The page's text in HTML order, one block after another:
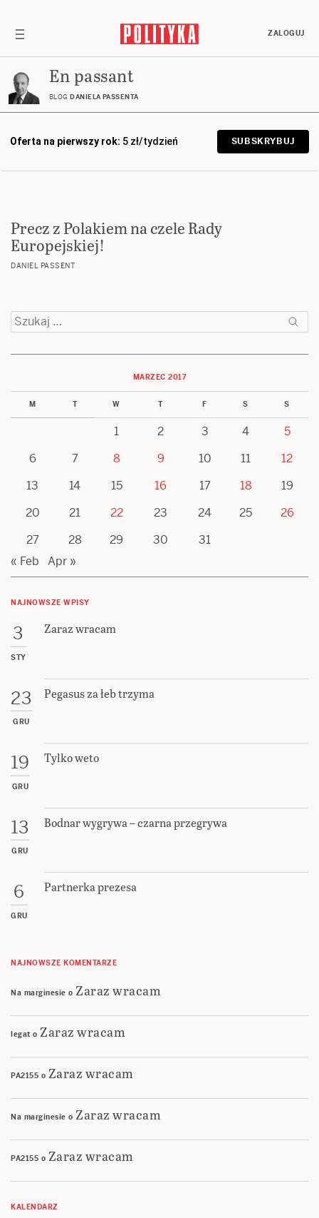
ZALOGUJ
En passant
BLOG DANIELA PASSENTA
Oferta na pierwszy rok: 5 zł/tydzień SUBSKRYBUJ
Precz z Polakiem na czele Rady
Europejskiej!
DANIEL PASSENT
Szukaj:
MARZEC 2017
M T W T F S S
1 2 3 4
5
6
7 8 9 10 11
12
13
14 15 16 17 18
19
20
21 22 23 24 25
26
27
28 29 30
31
« Feb
Apr »
NAJNOWSZE WPISY
3
STY
Zaraz wracam
23
GRU
Pegasus za łeb trzyma
19
GRU
Tylko weto
13
GRU
Bodnar wygrywa – czarna przegrywa
6
GRU
Partnerka prezesa
NAJNOWSZE KOMENTARZE
Na marginesie o Zaraz wracam
legat o Zaraz wracam
PA2155 o Zaraz wracam
Na marginesie o Zaraz wracam
PA2155 o Zaraz wracam
KALENDARZ